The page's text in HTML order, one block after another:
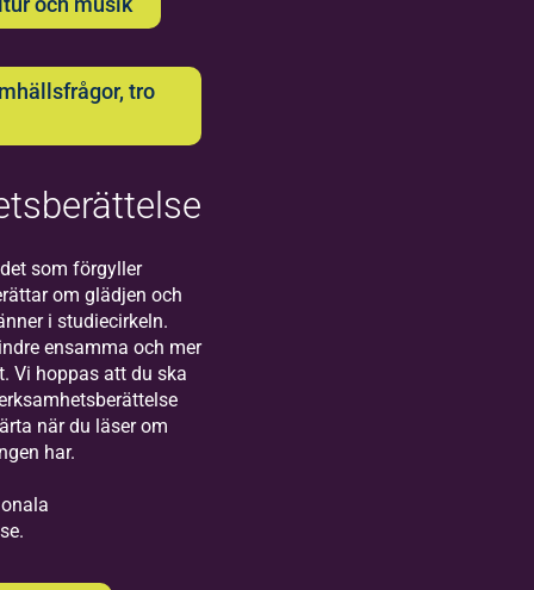
Visby
till oss på
Bilda i
Visby!
tro
som förgyller
om glädjen och
i studiecirkeln.
ensamma och mer
Vi hoppas att du ska
när du läser om
har.